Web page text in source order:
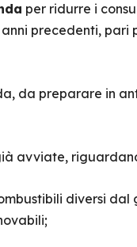
per ridurre i
precedenti, pari
da preparare in
avviate,
diversi dal